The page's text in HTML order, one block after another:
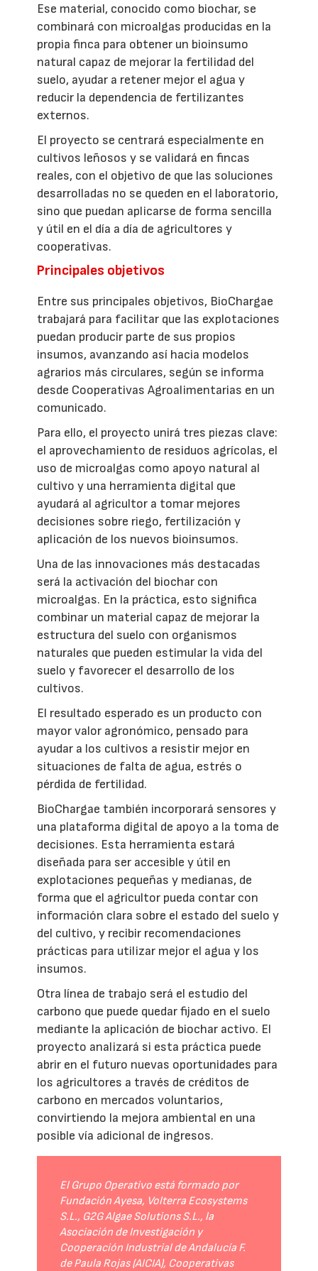
Ese material, conocido como biochar, se
combinará con microalgas producidas en la
propia finca para obtener un bioinsumo
natural capaz de mejorar la fertilidad del
suelo, ayudar a retener mejor el agua y
reducir la dependencia de fertilizantes
externos.
El proyecto se centrará especialmente en
cultivos leñosos y se validará en fincas
reales, con el objetivo de que las soluciones
desarrolladas no se queden en el laboratorio,
sino que puedan aplicarse de forma sencilla
y útil en el día a día de agricultores y
cooperativas.
Principales objetivos
Entre sus principales objetivos, BioChargae
trabajará para facilitar que las explotaciones
puedan producir parte de sus propios
insumos, avanzando así hacia modelos
agrarios más circulares, según se informa
desde Cooperativas Agroalimentarias en un
comunicado.
Para ello, el proyecto unirá tres piezas clave:
el aprovechamiento de residuos agrícolas, el
uso de microalgas como apoyo natural al
cultivo y una herramienta digital que
ayudará al agricultor a tomar mejores
decisiones sobre riego, fertilización y
aplicación de los nuevos bioinsumos.
Una de las innovaciones más destacadas
será la activación del biochar con
microalgas. En la práctica, esto significa
combinar un material capaz de mejorar la
estructura del suelo con organismos
naturales que pueden estimular la vida del
suelo y favorecer el desarrollo de los
cultivos.
El resultado esperado es un producto con
mayor valor agronómico, pensado para
ayudar a los cultivos a resistir mejor en
situaciones de falta de agua, estrés o
pérdida de fertilidad.
BioChargae también incorporará sensores y
una plataforma digital de apoyo a la toma de
decisiones. Esta herramienta estará
diseñada para ser accesible y útil en
explotaciones pequeñas y medianas, de
forma que el agricultor pueda contar con
información clara sobre el estado del suelo y
del cultivo, y recibir recomendaciones
prácticas para utilizar mejor el agua y los
insumos.
Otra línea de trabajo será el estudio del
carbono que puede quedar fijado en el suelo
mediante la aplicación de biochar activo. El
proyecto analizará si esta práctica puede
abrir en el futuro nuevas oportunidades para
los agricultores a través de créditos de
carbono en mercados voluntarios,
convirtiendo la mejora ambiental en una
posible vía adicional de ingresos.
El Grupo Operativo está formado por
Fundación Ayesa, Volterra Ecosystems
S.L., G2G Algae Solutions S.L., la
Asociación de Investigación y
Cooperación Industrial de Andalucía F.
de Paula Rojas (AICIA), Cooperativas